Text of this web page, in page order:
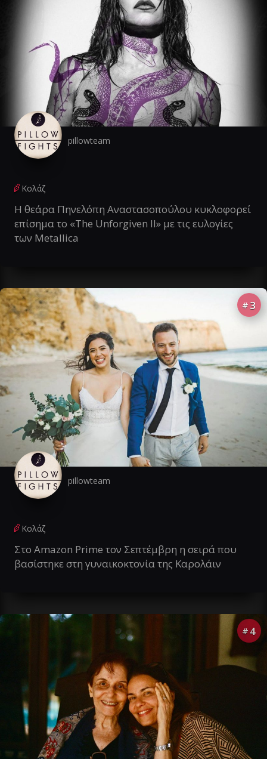
pillowteam
Κολάζ
Η θεάρα Πηνελόπη Αναστασοπούλου κυκλοφορεί
επίσημα το «The Unforgiven II» με τις ευλογίες
των Metallica
# 3
pillowteam
Κολάζ
Στο Amazon Prime τον Σεπτέμβρη η σειρά που
βασίστηκε στη γυναικοκτονία της Καρολάιν
# 4